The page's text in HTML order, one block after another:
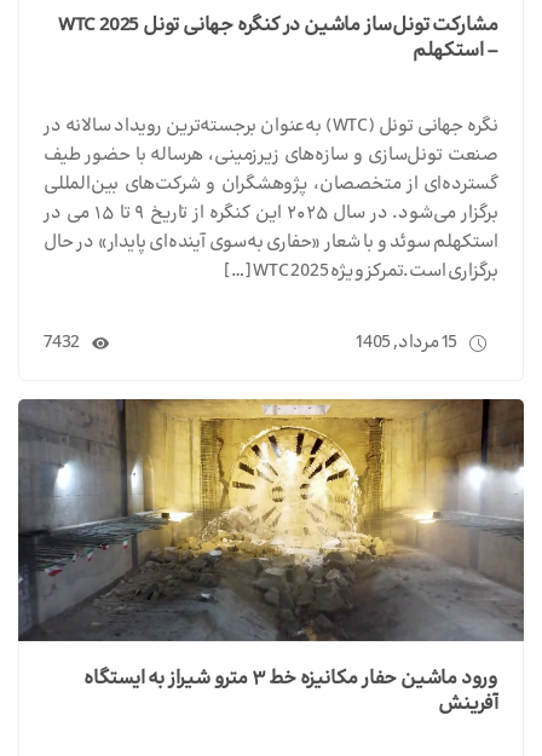
مشارکت تونل‌ساز ماشین در کنگره جهانی تونل WTC 2025
– استکهلم
نگره جهانی تونل (WTC) به‌عنوان برجسته‌ترین رویداد سالانه در
صنعت تونل‌سازی و سازه‌های زیرزمینی، هرساله با حضور طیف
گسترده‌ای از متخصصان، پژوهشگران و شرکت‌های بین‌المللی
برگزار می‌شود. در سال ۲۰۲۵ این کنگره از تاریخ ۹ تا ۱۵ می در
استکهلم سوئد و با شعار «حفاری به‌سوی آینده‌ای پایدار» در حال
برگزاری است.تمرکز ویژه WTC 2025 […]
15 مرداد, 1405 7432
ورود ماشین حفار مکانیزه خط ۳ مترو شیراز به ایستگاه
آفرینش